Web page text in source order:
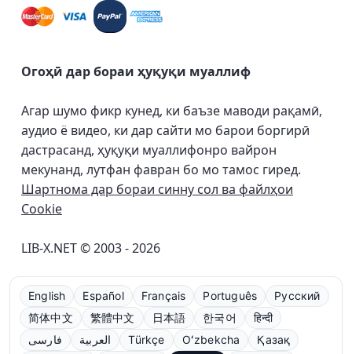
Огоҳӣ дар бораи ҳуқуқи муаллиф
Агар шумо фикр кунед, ки баъзе маводи рақамӣ,
аудио ё видео, ки дар сайти мо барои боргирӣ
дастрасанд, ҳуқуқи муаллифонро вайрон
мекунанд, лутфан фавран бо мо тамос гиред.
Шартнома дар бораи синну сол ва файлҳои
Cookie
LIB-X.NET © 2003 - 2026
English Español Français Português
Русский
简体中文
繁體中文 日本語 한국어
हिन्दी
فارسی
العربية Türkçe Oʻzbekcha Қазақ